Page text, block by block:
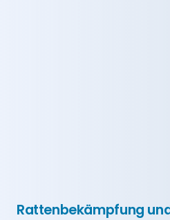
Rattenbekämpfung